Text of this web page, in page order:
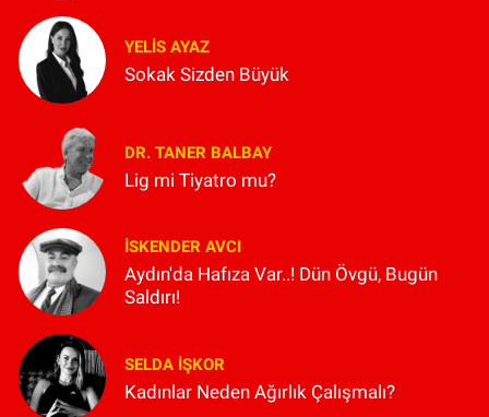
YELIS AYAZ
Sokak Sizden Büyük
DR. TANER BALBAY
Lig mi Tiyatro mu?
İSKENDER AVCI
Aydın'da Hafıza Var..! Dün Övgü, Bugün
Saldırı!
SELDA İŞKOR
Kadınlar Neden Ağırlık Çalışmalı?